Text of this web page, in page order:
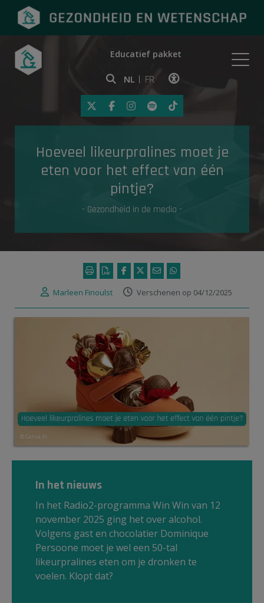
Onderwerpen
Gezondheid in de media
Educatief pakket
NL FR
Klik op deze link om
Hoeveel likeurpralines moet je
eten voor het effect van één
pintje?
- Gezondheid in de media -
Marleen Finoulst Verschenen op 04/12/2025
© Canva AI
In het nieuws
In het Radio2-programma Win Win van 12
november 2025 ging het over alcohol.
Volgens gast en chocolatier Dominique
Persoone moet je wel een 50-tal
likeurpralines eten om je dronken te
voelen. Klopt dat?